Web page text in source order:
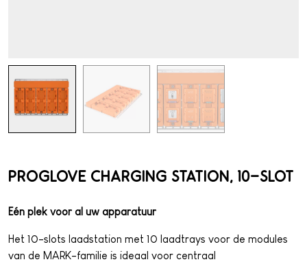
PROGLOVE CHARGING STATION, 10-SLOT
Eén plek voor al uw apparatuur
Het 10-slots laadstation met 10 laadtrays voor de modules
van de MARK-familie is ideaal voor centraal